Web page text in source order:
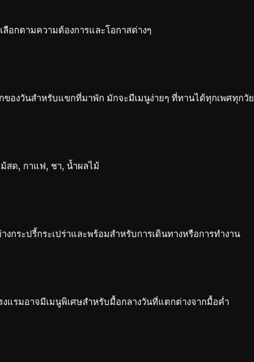
อกตามความต้องการและโอกาสต่างๆ
องวันสำหรับแขกที่มาพัก มักจะมีเมนูง่ายๆ ที่ทานได้ทุกเพศทุกวัย
สด, กาแฟ, ชา, น้ำผลไม้
ระปรี้กระเปร่าและพร้อมสำหรับการเดินทางหรือการทำงาน
แรมอาจมีเมนูพิเศษสำหรับมื้อกลางวันที่แตกต่างจากมื้อค่ำ